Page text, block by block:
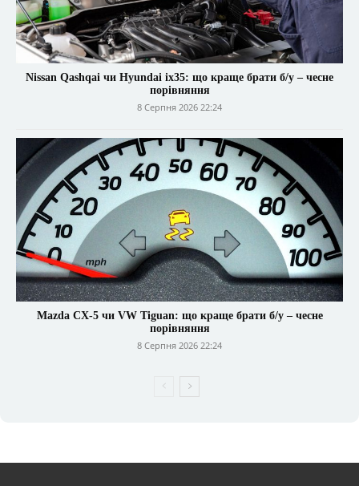
Nissan Qashqai чи Hyundai ix35: що краще брати б/у – чесне
порівняння
8 Серпня 2026 22:24
Mazda CX-5 чи VW Tiguan: що краще брати б/у – чесне
порівняння
8 Серпня 2026 22:24